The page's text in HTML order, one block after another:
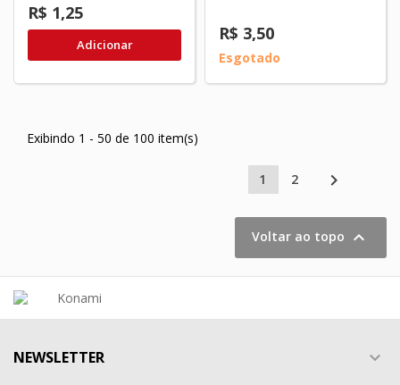
R$ 1,25
Adicionar
R$ 3,50
Esgotado
Exibindo 1 - 50 de 100 item(s)
1 2 
Voltar ao topo 
NEWSLETTER 